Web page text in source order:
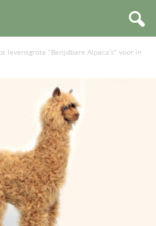
levensgrote “Berijdbare Alpaca’s” voor in